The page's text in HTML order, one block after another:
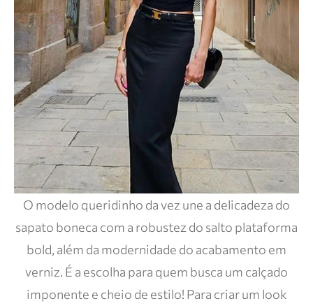
O modelo queridinho da vez une a delicadeza do
sapato boneca com a robustez do salto plataforma
bold, além da modernidade do acabamento em
verniz. É a escolha para quem busca um calçado
imponente e cheio de estilo! Para criar um look